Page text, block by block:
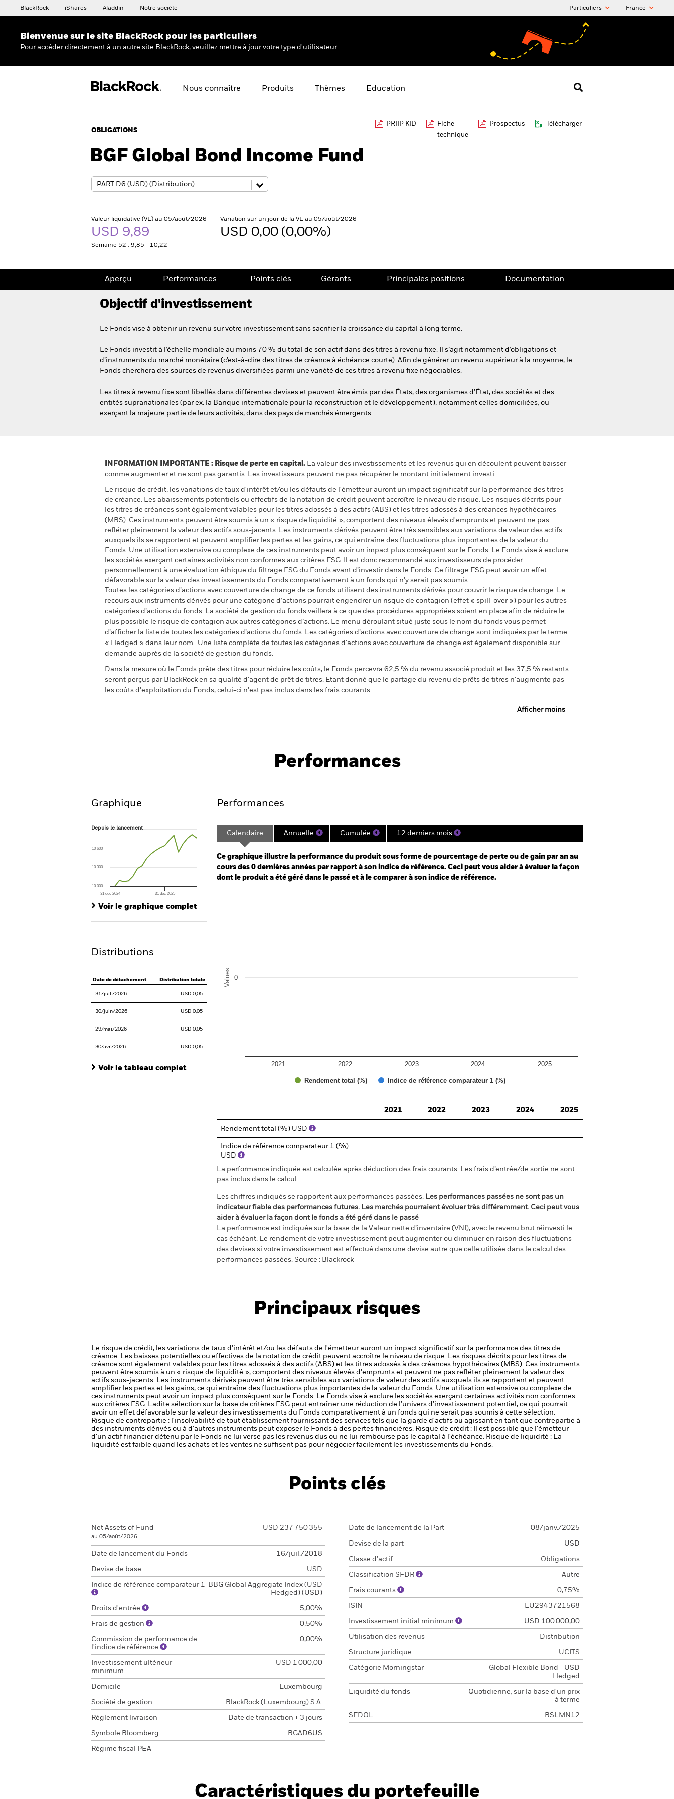
BlackRock iShares Aladdin Notre société Particuliers France
Bienvenue sur le site BlackRock pour les particuliers
Pour accéder directement à un autre site BlackRock, veuillez mettre à jour votre type d'utilisateur.
Nous connaître Produits Thèmes Education
OBLIGATIONS
PRIIP KID
Fiche
technique
Prospectus Télécharger
BGF Global Bond Income Fund
Valeur liquidative (VL) au 05/août/2026
USD 9,89
Semaine 52 : 9,85 - 10,22
Variation sur un jour de la VL au 05/août/2026
USD 0,00 (0,00%)
Aperçu Performances Points clés Gérants Principales positions Documentation
Objectif d'investissement
Le Fonds vise à obtenir un revenu sur votre investissement sans sacrifier la croissance du capital à long terme.
Le Fonds investit à l’échelle mondiale au moins 70 % du total de son actif dans des titres à revenu fixe. Il s’agit notamment d’obligations et
d’instruments du marché monétaire (c’est-à-dire des titres de créance à échéance courte). Afin de générer un revenu supérieur à la moyenne, le
Fonds cherchera des sources de revenus diversifiées parmi une variété de ces titres à revenu fixe négociables.
Les titres à revenu fixe sont libellés dans différentes devises et peuvent être émis par des États, des organismes d’État, des sociétés et des
entités supranationales (par ex. la Banque internationale pour la reconstruction et le développement), notamment celles domiciliées, ou
exerçant la majeure partie de leurs activités, dans des pays de marchés émergents.
INFORMATION IMPORTANTE : Risque de perte en capital. La valeur des investissements et les revenus qui en découlent peuvent baisser
comme augmenter et ne sont pas garantis. Les investisseurs peuvent ne pas récupérer le montant initialement investi.
Le risque de crédit, les variations de taux d'intérêt et/ou les défauts de l'émetteur auront un impact significatif sur la performance des titres
de créance. Les abaissements potentiels ou effectifs de la notation de crédit peuvent accroître le niveau de risque. Les risques décrits pour
les titres de créances sont également valables pour les titres adossés à des actifs (ABS) et les titres adossés à des créances hypothécaires
(MBS). Ces instruments peuvent être soumis à un « risque de liquidité », comportent des niveaux élevés d'emprunts et peuvent ne pas
refléter pleinement la valeur des actifs sous-jacents. Les instruments dérivés peuvent être très sensibles aux variations de valeur des actifs
auxquels ils se rapportent et peuvent amplifier les pertes et les gains, ce qui entraîne des fluctuations plus importantes de la valeur du
Fonds. Une utilisation extensive ou complexe de ces instruments peut avoir un impact plus conséquent sur le Fonds. Le Fonds vise à exclure
les sociétés exerçant certaines activités non conformes aux critères ESG. Il est donc recommandé aux investisseurs de procéder
personnellement à une évaluation éthique du filtrage ESG du Fonds avant d’investir dans le Fonds. Ce filtrage ESG peut avoir un effet
défavorable sur la valeur des investissements du Fonds comparativement à un fonds qui n'y serait pas soumis.
Toutes les catégories d’actions avec couverture de change de ce fonds utilisent des instruments dérivés pour couvrir le risque de change. Le
recours aux instruments dérivés pour une catégorie d’actions pourrait engendrer un risque de contagion (effet « spill-over ») pour les autres
catégories d’actions du fonds. La société de gestion du fonds veillera à ce que des procédures appropriées soient en place afin de réduire le
plus possible le risque de contagion aux autres catégories d’actions. Le menu déroulant situé juste sous le nom du fonds vous permet
d’afficher la liste de toutes les catégories d’actions du fonds. Les catégories d’actions avec couverture de change sont indiquées par le terme
« Hedged » dans leur nom. Une liste complète de toutes les catégories d'actions avec couverture de change est également disponible sur
demande auprès de la société de gestion du fonds.
Dans la mesure où le Fonds prête des titres pour réduire les coûts, le Fonds percevra 62,5 % du revenu associé produit et les 37,5 % restants
seront perçus par BlackRock en sa qualité d'agent de prêt de titres. Etant donné que le partage du revenu de prêts de titres n'augmente pas
les coûts d'exploitation du Fonds, celui-ci n'est pas inclus dans les frais courants.
Afficher moins
Performances
Graphique
Depuis le lancement
Line chart with 20 data points.
The chart has 1 X axis displaying Time. Range: 2024-12-31 00:00:00 to 2026-07-31 00:00:00.
The chart has 1 Y axis displaying values. Range: 0 to 9.
Depuis le lancement
31 déc 2024 31 déc 2025
10 000
10 300
10 600
Voir le graphique complet
Distributions
Date de détachement Distribution totale
31/juil./2026 USD 0,05
30/juin/2026 USD 0,05
29/mai/2026 USD 0,05
30/avr./2026 USD 0,05
Voir le tableau complet
Performances
Calendaire Annuelle Cumulée 12 derniers mois
Ce graphique illustre la performance du produit sous forme de pourcentage de perte ou de gain par an au
cours des 0 dernières années par rapport à son indice de référence. Ceci peut vous aider à évaluer la façon
dont le produit a été géré dans le passé et à le comparer à son indice de référence.
Values
Rendement total (%) Indice de référence comparateur 1 (%)
2021 2022 2023 2024 2025
0
2021
2022 2023 2024 2025
Rendement total (%) USD
Indice de référence comparateur 1 (%)
USD
La performance indiquée est calculée après déduction des frais courants. Les frais d’entrée/de sortie ne sont
pas inclus dans le calcul.
Les chiffres indiqués se rapportent aux performances passées. Les performances passées ne sont pas un
indicateur fiable des performances futures. Les marchés pourraient évoluer très différemment. Ceci peut vous
aider à évaluer la façon dont le fonds a été géré dans le passé
La performance est indiquée sur la base de la Valeur nette d’inventaire (VNI), avec le revenu brut réinvesti le
cas échéant. Le rendement de votre investissement peut augmenter ou diminuer en raison des fluctuations
des devises si votre investissement est effectué dans une devise autre que celle utilisée dans le calcul des
performances passées. Source : Blackrock
Principaux risques
Le risque de crédit, les variations de taux d'intérêt et/ou les défauts de l'émetteur auront un impact significatif sur la performance des titres de
créance. Les baisses potentielles ou effectives de la notation de crédit peuvent accroître le niveau de risque. Les risques décrits pour les titres de
créance sont également valables pour les titres adossés à des actifs (ABS) et les titres adossés à des créances hypothécaires (MBS). Ces instruments
peuvent être soumis à un « risque de liquidité », comportent des niveaux élevés d'emprunts et peuvent ne pas refléter pleinement la valeur des
actifs sous-jacents. Les instruments dérivés peuvent être très sensibles aux variations de valeur des actifs auxquels ils se rapportent et peuvent
amplifier les pertes et les gains, ce qui entraîne des fluctuations plus importantes de la valeur du Fonds. Une utilisation extensive ou complexe de
ces instruments peut avoir un impact plus conséquent sur le Fonds. Le Fonds vise à exclure les sociétés exerçant certaines activités non conformes
aux critères ESG. Ladite sélection sur la base de critères ESG peut entraîner une réduction de l’univers d’investissement potentiel, ce qui pourrait
avoir un effet défavorable sur la valeur des investissements du Fonds comparativement à un fonds qui ne serait pas soumis à cette sélection.
Risque de contrepartie : l'insolvabilité de tout établissement fournissant des services tels que la garde d'actifs ou agissant en tant que contrepartie à
des instruments dérivés ou à d'autres instruments peut exposer le Fonds à des pertes financières. Risque de crédit : Il est possible que l'émetteur
d'un actif financier détenu par le Fonds ne lui verse pas les revenus dus ou ne lui rembourse pas le capital à l'échéance. Risque de liquidité : La
liquidité est faible quand les achats et les ventes ne suffisent pas pour négocier facilement les investissements du Fonds.
Points clés
Net Assets of Fund
au 05/août/2026
USD 237 750 355
Date de lancement du Fonds 16/juil./2018
Devise de base USD
Indice de référence comparateur 1
BBG Global Aggregate Index (USD
Hedged) (USD)
Droits d'entrée 5,00%
Frais de gestion 0,50%
Commission de performance de
l'indice de référence
0,00%
Investissement ultérieur
minimum
USD 1 000,00
Domicile Luxembourg
Société de gestion BlackRock (Luxembourg) S.A.
Réglement livraison Date de transaction + 3 jours
Symbole Bloomberg BGAD6US
Régime fiscal PEA -
Date de lancement de la Part 08/janv./2025
Devise de la part USD
Classe d’actif Obligations
Classification SFDR Autre
Frais courants 0,75%
ISIN LU2943721568
Investissement initial minimum USD 100 000,00
Utilisation des revenus Distribution
Structure juridique UCITS
Catégorie Morningstar
Global Flexible Bond - USD
Hedged
Liquidité du fonds
Quotidienne, sur la base d'un prix
à terme
SEDOL BSLMN12
Caractéristiques du portefeuille